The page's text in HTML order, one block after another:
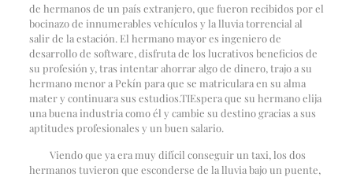
de hermanos de un país extranjero, que fueron recibidos por el
bocinazo de innumerables vehículos y la lluvia torrencial al
salir de la estación. El hermano mayor es ingeniero de
desarrollo de software, disfruta de los lucrativos beneficios de
su profesión y, tras intentar ahorrar algo de dinero, trajo a su
hermano menor a Pekín para que se matriculara en su alma
mater y continuara sus estudios.TIEspera que su hermano elija
una buena industria como él y cambie su destino gracias a sus
aptitudes profesionales y un buen salario.
Viendo que ya era muy difícil conseguir un taxi, los dos
hermanos tuvieron que esconderse de la lluvia bajo un puente,